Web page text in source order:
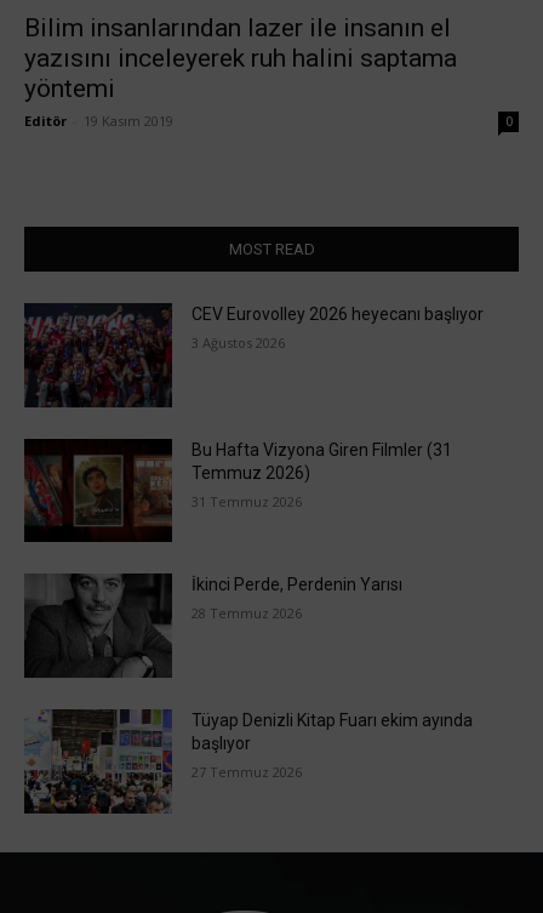
Bilim insanlarından lazer ile insanın el
yazısını inceleyerek ruh halini saptama
yöntemi
Editör 19 Kasım 2019 0
MOST READ
CEV Eurovolley 2026 heyecanı başlıyor
3 Ağustos 2026
Bu Hafta Vizyona Giren Filmler (31
Temmuz 2026)
31 Temmuz 2026
İkinci Perde, Perdenin Yarısı
28 Temmuz 2026
Tüyap Denizli Kitap Fuarı ekim ayında
başlıyor
27 Temmuz 2026